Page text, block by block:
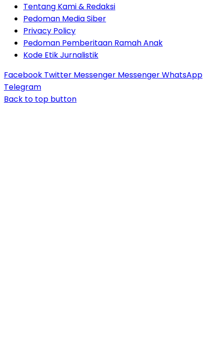
Tentang Kami & Redaksi
Pedoman Media Siber
Privacy Policy
Pedoman Pemberitaan Ramah Anak
Kode Etik Jurnalistik
Facebook Twitter Messenger MessengerWhatsApp
Telegram
Back to top button